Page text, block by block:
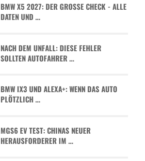
BMW X5 2027: DER GROSSE CHECK - ALLE D
ATEN UND …
NACH DEM UNFALL: DIESE FEHLER
SOLLTEN AUTOFAHRER …
BMW IX3 UND ALEXA+: WENN DAS AUTO
PLÖTZLICH …
MGS6 EV TEST: CHINAS NEUER
HERAUSFORDERER IM …